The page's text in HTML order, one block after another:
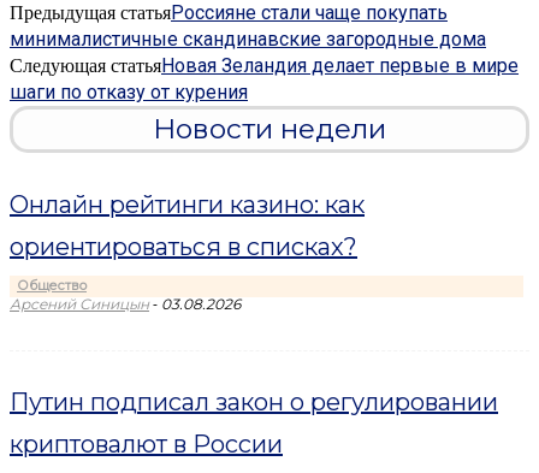
Предыдущая статьяРоссияне стали чаще покупать
минималистичные скандинавские загородные дома
Следующая статьяНовая Зеландия делает первые в мире
шаги по отказу от курения
Новости недели
Онлайн рейтинги казино: как
ориентироваться в списках?
Общество
Арсений Синицын - 03.08.2026
Путин подписал закон о регулировании
криптовалют в России